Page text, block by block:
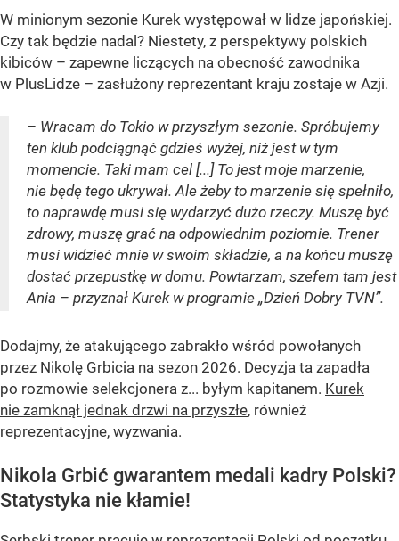
W minionym sezonie Kurek występował w lidze japońskiej.
Czy tak będzie nadal? Niestety, z perspektywy polskich
kibiców – zapewne liczących na obecność zawodnika
w PlusLidze – zasłużony reprezentant kraju zostaje w Azji.
– Wracam do Tokio w przyszłym sezonie. Spróbujemy
ten klub podciągnąć gdzieś wyżej, niż jest w tym
momencie. Taki mam cel [...] To jest moje marzenie,
nie będę tego ukrywał. Ale żeby to marzenie się spełniło,
to naprawdę musi się wydarzyć dużo rzeczy. Muszę być
zdrowy, muszę grać na odpowiednim poziomie. Trener
musi widzieć mnie w swoim składzie, a na końcu muszę
dostać przepustkę w domu. Powtarzam, szefem tam jest
Ania – przyznał Kurek w programie „Dzień Dobry TVN”.
Dodajmy, że atakującego zabrakło wśród powołanych
przez Nikolę Grbicia na sezon 2026. Decyzja ta zapadła
po rozmowie selekcjonera z... byłym kapitanem. Kurek
nie zamknął jednak drzwi na przyszłe, również
reprezentacyjne, wyzwania.
Nikola Grbić gwarantem medali kadry Polski?
Statystyka nie kłamie!